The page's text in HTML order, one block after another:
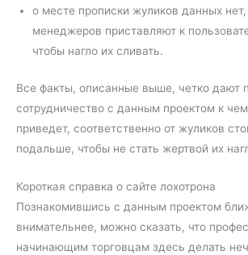
о месте прописки жуликов данных
менеджеров приставляют к
чтобы нагло их сливать.
Все факты, описанные выше, четко дают
сотрудничество с данным проектом к
приведет, соответственно от жуликов
подальше, чтобы не стать жертвой их
Короткая справка о сайте лохотрона
Познакомившись с данным проектом
внимательнее, можно сказать, что
начинающим торговцам здесь делать